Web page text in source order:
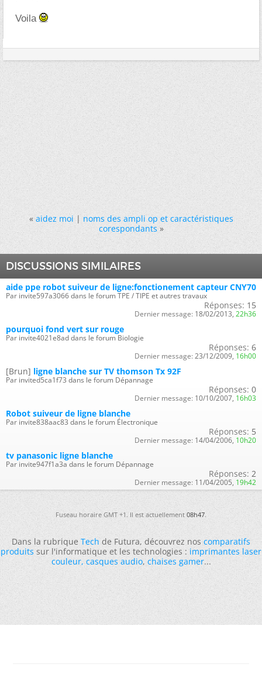
Voila
« aidez moi|noms des ampli op et caractéristiques
corespondants »
DISCUSSIONS SIMILAIRES
aide ppe robot suiveur de ligne:fonctionement capteur CNY70
Par invite597a3066 dans le forum TPE / TIPE et autres travaux
Réponses: 15
Dernier message: 18/02/2013, 22h36
pourquoi fond vert sur rouge
Par invite4021e8ad dans le forum Biologie
Réponses: 6
Dernier message: 23/12/2009, 16h00
[Brun] ligne blanche sur TV thomson Tx 92F
Par invited5ca1f73 dans le forum Dépannage
Réponses: 0
Dernier message: 10/10/2007, 16h03
Robot suiveur de ligne blanche
Par invite838aac83 dans le forum Électronique
Réponses: 5
Dernier message: 14/04/2006, 10h20
tv panasonic ligne blanche
Par invite947f1a3a dans le forum Dépannage
Réponses: 2
Dernier message: 11/04/2005, 19h42
Fuseau horaire GMT +1. Il est actuellement08h47.
Dans la rubriqueTechde Futura, découvrez noscomparatifs
produitssur l'informatique et les technologies :imprimantes laser
couleur,casques audio,chaises gamer...